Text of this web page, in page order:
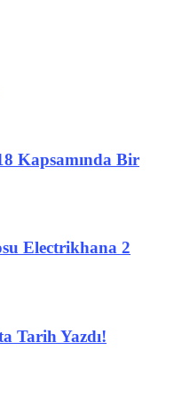
Kapsamında Bir
Electrikhana 2
Tarih Yazdı!